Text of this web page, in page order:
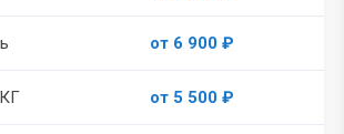
от 6 900 ₽
от 5 500 ₽